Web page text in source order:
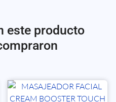
este producto